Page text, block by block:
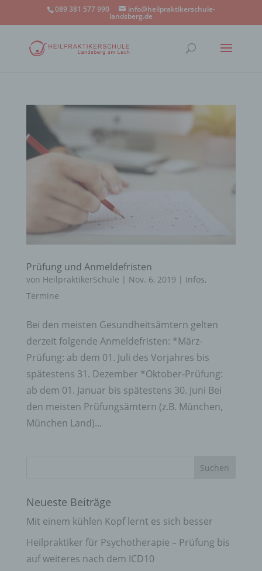
089 381 577 990 info@heilpraktikerschule-
landsberg.de
Prüfung und Anmeldefristen
von HeilpraktikerSchule | Nov. 6, 2019 | Infos,
Termine
Bei den meisten Gesundheitsämtern gelten
derzeit folgende Anmeldefristen: *März-
Prüfung: ab dem 01. Juli des Vorjahres bis
spätestens 31. Dezember *Oktober-Prüfung:
ab dem 01. Januar bis spätestens 30. Juni Bei
den meisten Prüfungsämtern (z.B. München,
München Land)...
Neueste Beiträge
Mit einem kühlen Kopf lernt es sich besser
Heilpraktiker für Psychotherapie – Prüfung bis
auf weiteres nach dem ICD10